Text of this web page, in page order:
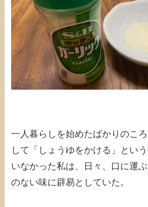
一人暮らしを始めたばかりのこ
して「しょうゆをかける」とい
いなかった私は、日々、口に運
のない味に辟易としていた。